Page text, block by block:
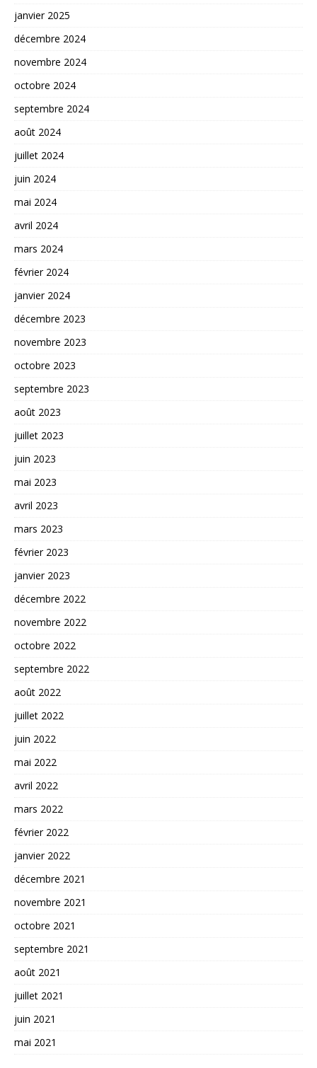
janvier 2025
décembre 2024
novembre 2024
octobre 2024
septembre 2024
août 2024
juillet 2024
juin 2024
mai 2024
avril 2024
mars 2024
février 2024
janvier 2024
décembre 2023
novembre 2023
octobre 2023
septembre 2023
août 2023
juillet 2023
juin 2023
mai 2023
avril 2023
mars 2023
février 2023
janvier 2023
décembre 2022
novembre 2022
octobre 2022
septembre 2022
août 2022
juillet 2022
juin 2022
mai 2022
avril 2022
mars 2022
février 2022
janvier 2022
décembre 2021
novembre 2021
octobre 2021
septembre 2021
août 2021
juillet 2021
juin 2021
mai 2021